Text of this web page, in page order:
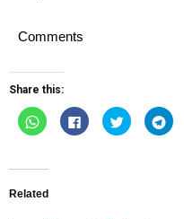
Comments
Share this:
Click
to
share
(Opens
new
Click
to
share
Click
to
share
Click
to
Related